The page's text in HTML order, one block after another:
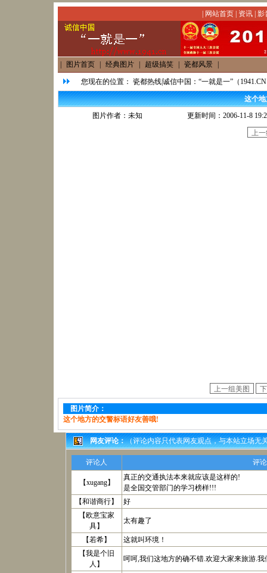
网站首页| 资讯| 影
图片首页 经典图片 超级搞笑 瓷都风景
您现在的位置： 瓷都热线|诚信中国：“一就是一”（
这个
图片作者：未知
更新时间：2006-11-8
图片简介：
这个地方的交警标语好友善哦!
网友评论：（评论内容只代表网友观点，与本站立场无
评论人 评
【xugang】
真正的交通执法本来就应该是这样的!
是全国交管部门的学习榜样!!!
【和谐商行】
好
【 欧意宝家
具】
太有趣了
【若希】
这就叫环境！
【我是个旧
人 】
呵呵,我们这地方的确不错.欢迎大家来旅游.